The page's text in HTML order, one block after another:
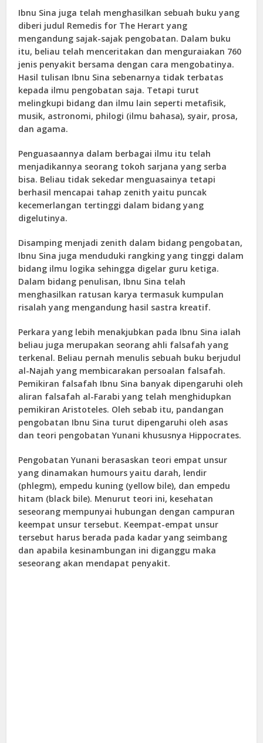
Ibnu Sina juga telah menghasilkan sebuah buku yang
diberi judul Remedis for The Herart yang
mengandung sajak-sajak pengobatan. Dalam buku
itu, beliau telah menceritakan dan menguraiakan 760
jenis penyakit bersama dengan cara mengobatinya.
Hasil tulisan Ibnu Sina sebenarnya tidak terbatas
kepada ilmu pengobatan saja. Tetapi turut
melingkupi bidang dan ilmu lain seperti metafisik,
musik, astronomi, philogi (ilmu bahasa), syair, prosa,
dan agama.
Penguasaannya dalam berbagai ilmu itu telah
menjadikannya seorang tokoh sarjana yang serba
bisa. Beliau tidak sekedar menguasainya tetapi
berhasil mencapai tahap zenith yaitu puncak
kecemerlangan tertinggi dalam bidang yang
digelutinya.
Disamping menjadi zenith dalam bidang pengobatan,
Ibnu Sina juga menduduki rangking yang tinggi dalam
bidang ilmu logika sehingga digelar guru ketiga.
Dalam bidang penulisan, Ibnu Sina telah
menghasilkan ratusan karya termasuk kumpulan
risalah yang mengandung hasil sastra kreatif.
Perkara yang lebih menakjubkan pada Ibnu Sina ialah
beliau juga merupakan seorang ahli falsafah yang
terkenal. Beliau pernah menulis sebuah buku berjudul
al-Najah yang membicarakan persoalan falsafah.
Pemikiran falsafah Ibnu Sina banyak dipengaruhi oleh
aliran falsafah al-Farabi yang telah menghidupkan
pemikiran Aristoteles. Oleh sebab itu, pandangan
pengobatan Ibnu Sina turut dipengaruhi oleh asas
dan teori pengobatan Yunani khususnya Hippocrates.
Pengobatan Yunani berasaskan teori empat unsur
yang dinamakan humours yaitu darah, lendir
(phlegm), empedu kuning (yellow bile), dan empedu
hitam (black bile). Menurut teori ini, kesehatan
seseorang mempunyai hubungan dengan campuran
keempat unsur tersebut. Keempat-empat unsur
tersebut harus berada pada kadar yang seimbang
dan apabila kesinambungan ini diganggu maka
seseorang akan mendapat penyakit.